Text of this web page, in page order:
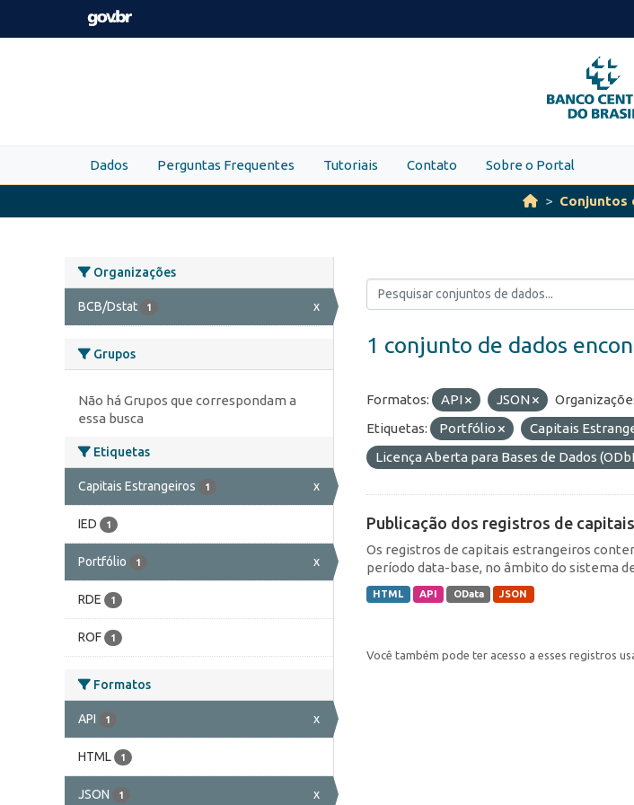
Skip to main content
PARA
O
Dados Perguntas Frequentes Tutoriais Contato Sobre o Portal
Conjuntos
Organizações
BCB/Dstat 1 x
Grupos
Não há Grupos que correspondam a
essa busca
Etiquetas
Capitais Estrangeiros 1 x
IED 1
Portfólio 1 x
RDE 1
ROF 1
Formatos
API 1 x
HTML 1
JSON 1 x
1 conjunto de dados
Formatos: API JSON
Etiquetas:
Portfólio Capitais
Licença Aberta para Bases de Dados
Publicação dos registros de
Os registros de capitais estrangeiros
período data-base, no âmbito do sistema
HTML API OData JSON
Você também pode ter acesso a esses registros